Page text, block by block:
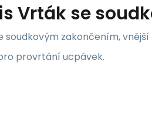
Vrták se
soudkovým zakončením,
provrtání ucpávek.